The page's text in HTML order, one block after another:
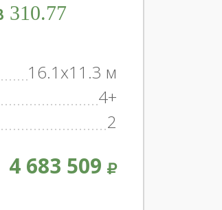
16.1x11.3 м
4+
2
4 683 509